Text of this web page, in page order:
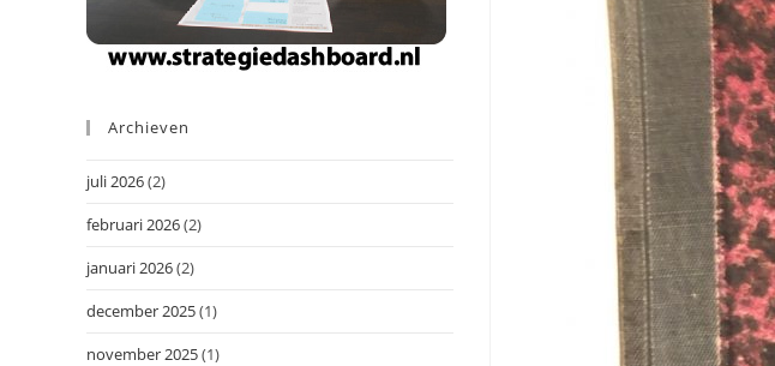
Archieven
juli 2026(2)
februari 2026(2)
januari 2026(2)
december 2025(1)
november 2025(1)